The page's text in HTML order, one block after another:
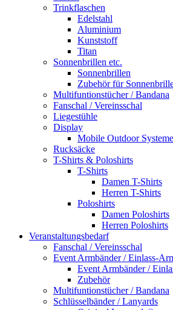
Trinkflaschen
Edelstahl
Aluminium
Kunststoff
Titan
Sonnenbrillen etc.
Sonnenbrillen
Zubehör für
Multifuntionstücher / Bandana
Fanschal / Vereinsschal
Liegestühle
Display
Mobile Outdoor Systeme
Rucksäcke
T-Shirts & Poloshirts
T-Shirts
Damen T-Shirts
Herren T-Shirts
Poloshirts
Damen Poloshirts
Herren Poloshirts
Veranstaltungsbedarf
Fanschal / Vereinsschal
Event Armbänder / Einlass-
Event Armbänder /
Zubehör
Multifuntionstücher / Bandana
Schlüsselbänder / Lanyards